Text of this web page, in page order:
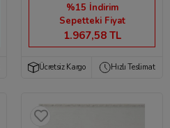
%15 İndirim
Sepetteki Fiyat
1.967,58 TL
Ücretsiz Kargo Hızlı Teslimat